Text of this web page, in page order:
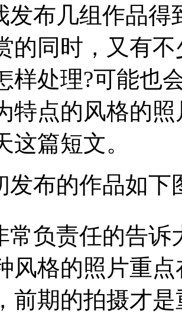
发布几组作品得
的同时，又有
样处理?可能也
特点的风格的
这篇短文。
发布的作品如下
常负责任的告诉
风格的照片重
前期的拍摄才